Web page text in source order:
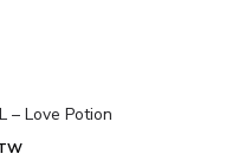
– Love Potion